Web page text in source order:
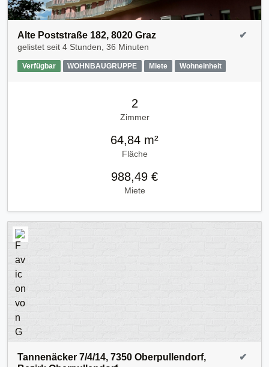
Alte Poststraße 182, 8020 Graz
gelistet seit 4 Stunden, 36 Minuten
Verfügbar WOHNBAUGRUPPE Miete Wohneinheit
✔
2
Zimmer
64,84 m²
Fläche
988,49 €
Miete
Tannenäcker 7/4/14, 7350 Oberpullendorf,
✔